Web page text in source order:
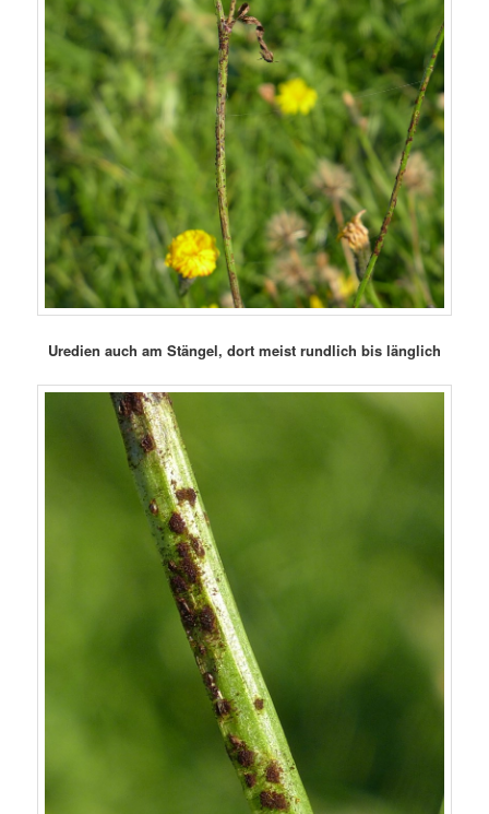
Uredien auch am Stängel, dort meist rundlich bis länglich